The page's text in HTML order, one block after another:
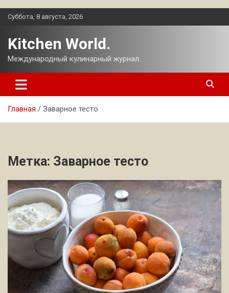
Перейти
Суббота, 8 августа, 2026
Kitchen World.
Международный кулинарный журнал.
Главная Заварное тесто
Метка: Заварное тесто